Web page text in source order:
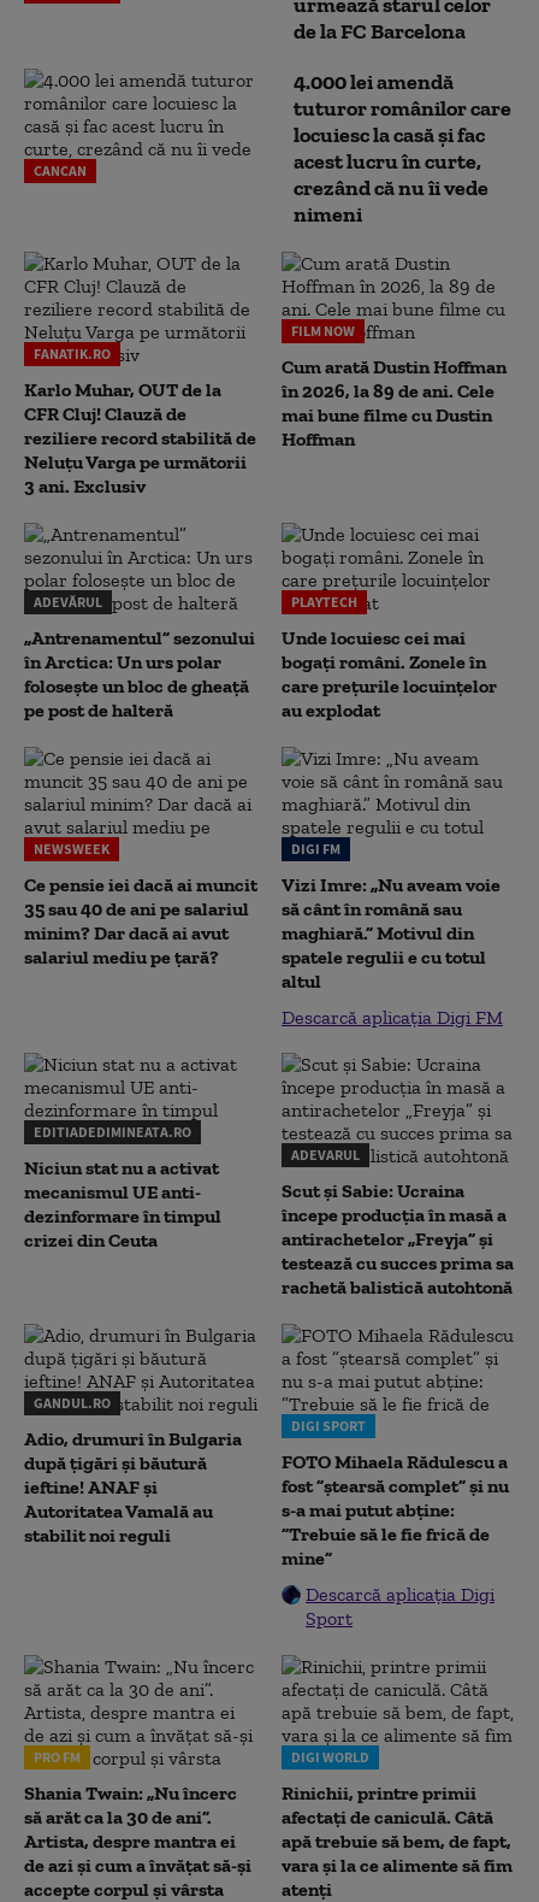
de la FC Barcelona
CANCAN
4.000 lei amendă
tuturor românilor care
locuiesc la casă și fac
acest lucru în curte,
crezând că nu îi vede
nimeni
FANATIK.RO
Karlo Muhar, OUT de la
CFR Cluj! Clauză de
reziliere record stabilită de
Neluțu Varga pe următorii
3 ani. Exclusiv
FILM NOW
Cum arată Dustin Hoffman
în 2026, la 89 de ani. Cele
mai bune filme cu Dustin
Hoffman
ADEVĂRUL
„Antrenamentul” sezonului
în Arctica: Un urs polar
folosește un bloc de gheață
pe post de halteră
PLAYTECH
Unde locuiesc cei mai
bogați români. Zonele în
care prețurile locuințelor
au explodat
NEWSWEEK
Ce pensie iei dacă ai muncit
35 sau 40 de ani pe salariul
minim? Dar dacă ai avut
salariul mediu pe țară?
DIGI FM
Vizi Imre: „Nu aveam voie
să cânt în română sau
maghiară.” Motivul din
spatele regulii e cu totul
altul
Descarcă aplicația Digi FM
EDITIADEDIMINEATA.RO
Niciun stat nu a activat
mecanismul UE anti-
dezinformare în timpul
crizei din Ceuta
ADEVARUL
Scut și Sabie: Ucraina
începe producția în masă a
antirachetelor „Freyja” și
testează cu succes prima sa
rachetă balistică autohtonă
GANDUL.RO
Adio, drumuri în Bulgaria
după țigări și băutură
ieftine! ANAF și
Autoritatea Vamală au
stabilit noi reguli
DIGI SPORT
FOTO Mihaela Rădulescu a
fost ”ștearsă complet” și nu
s-a mai putut abține:
”Trebuie să le fie frică de
mine”
Descarcă aplicația Digi
Sport
PRO FM
Shania Twain: „Nu încerc
să arăt ca la 30 de ani”.
Artista, despre mantra ei
de azi și cum a învățat să-și
accepte corpul și vârsta
DIGI WORLD
Rinichii, printre primii
afectați de caniculă. Câtă
apă trebuie să bem, de fapt,
vara și la ce alimente să fim
atenți